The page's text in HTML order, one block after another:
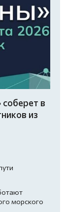
в
из
морского